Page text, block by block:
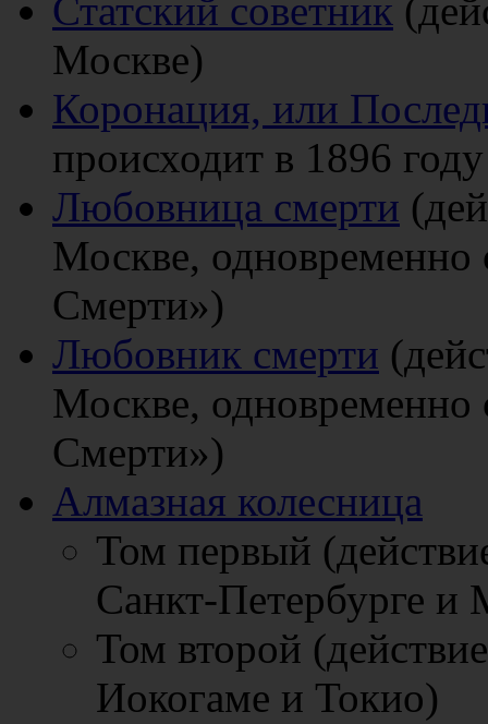
Статский советник
Москве)
Коронация, или
происходит в 1896
Любовница смерти
Москве,
Смерти»)
Любовник смерти
Москве,
Смерти»)
Алмазная колесница
Том первый
Санкт-Петербурге и
Том второй
Иокогаме и Токио)